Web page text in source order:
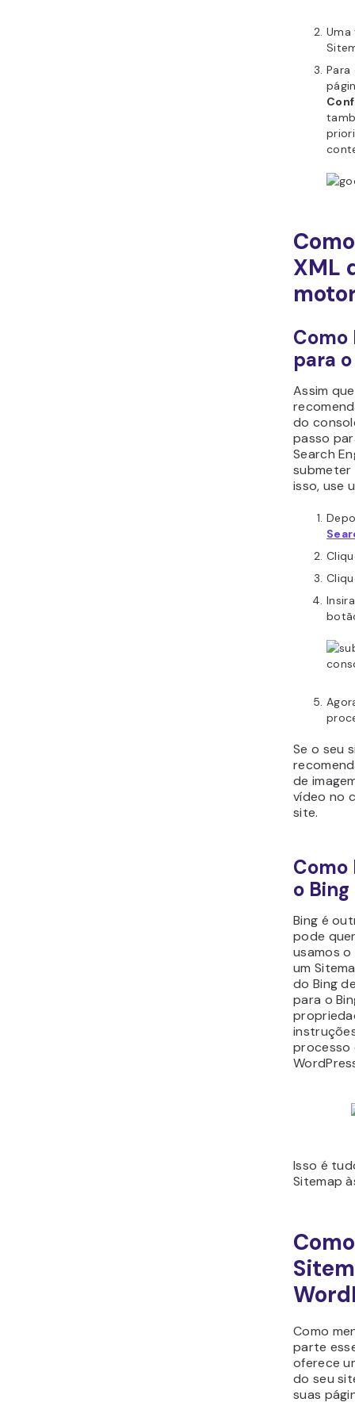
Para
XML
Como
para
Assim
do
passo
Search
submeter
isso, use
Se o seu
de
vídeo no
site.
Como
o Bing
Bing é
pode
usamos
um
do Bing
para o
processo
Isso é
Sitemap
Como
parte
oferece
do seu
suas